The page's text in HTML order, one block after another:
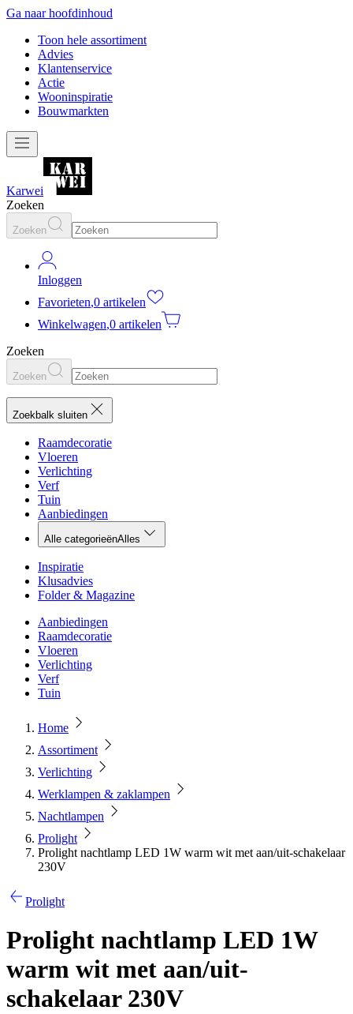
Ga naar hoofdinhoud
Toon hele assortiment
Advies
Klantenservice
Actie
Wooninspiratie
Bouwmarkten
Karwei
Zoeken
Zoeken
Inloggen
Favorieten,0 artikelen
Winkelwagen,0 artikelen
Zoeken
Zoeken
Zoekbalk sluiten
Raamdecoratie
Vloeren
Verlichting
Verf
Tuin
Aanbiedingen
Alle categorieënAlles
Inspiratie
Klusadvies
Folder & Magazine
Aanbiedingen
Raamdecoratie
Vloeren
Verlichting
Verf
Tuin
Home
Assortiment
Verlichting
Werklampen & zaklampen
Nachtlampen
Prolight
Prolight nachtlamp LED 1W warm wit met aan/uit-schakelaar
230V
Prolight
Prolight nachtlamp LED 1W
warm wit met aan/uit-
schakelaar 230V